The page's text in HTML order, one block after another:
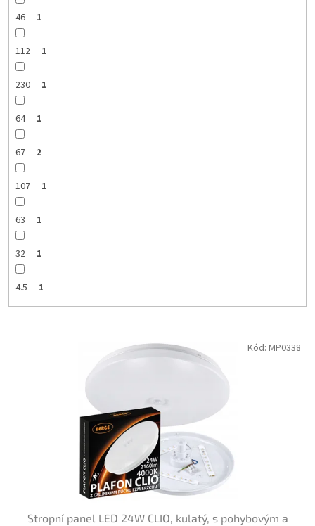
46 1
112 1
230 1
64 1
67 2
107 1
63 1
32 1
4.5 1
Stropní panel LED 24W CLIO, kulatý, s pohybovým a
Kód: MP0338